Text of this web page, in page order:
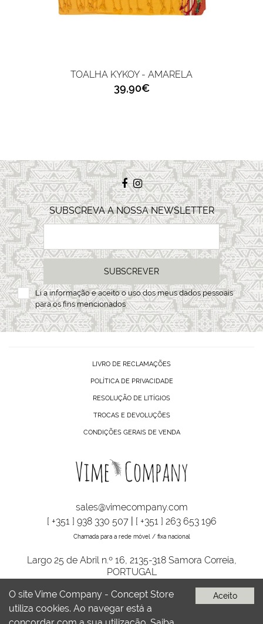
TOALHA KYKOY - AMARELA
39,90€
SUBSCREVA A NOSSA NEWSLETTER
SUBSCREVER
Li ainformaçãoe aceito o uso dos meus dados pessoais
para os fins mencionados
LIVRO DE RECLAMAÇÕES
POLÍTICA DE PRIVACIDADE
RESOLUÇÃO DE LITÍGIOS
TROCAS E DEVOLUÇÕES
CONDIÇÕES GERAIS DE VENDA
sales@vimecompany.com
[ +351 ] 938 330 507| [ +351 ] 263 653 196
Chamada para a rede móvel / fixa nacional
Largo 25 de Abril n.º 16, 2135-318 Samora Correia,
PORTUGAL
VIME COMPANY © TODOS OS DIREITOS RESERVADOS | DESENVOLVIDO
POR
BOMSITE
O site Vime Company - Concept Store
utiliza cookies. Ao navegar está a
Aceito